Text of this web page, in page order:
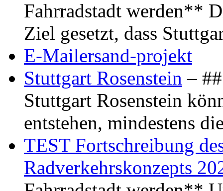
Fahrradstadt werden**
Ziel gesetzt, dass
E-Mailersand-projekt
Stuttgart Rosenstein –
Stuttgart Rosenstein
entstehen, mindestens
TEST Fortschreibung
Radverkehrskonzepts